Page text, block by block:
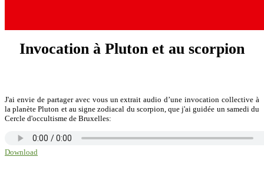
Invocation à Pluton et au scorpion
J'ai envie de partager avec vous un extrait audio d’une invocation collective à
la planète Pluton et au signe zodiacal du scorpion, que j'ai guidée un samedi du
Cercle d'occultisme de Bruxelles:
Download